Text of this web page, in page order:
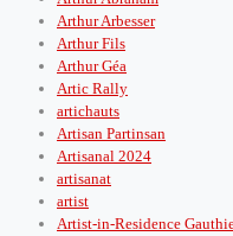
Arthur Arbesser
Arthur Fils
Arthur Géa
Artic Rally
artichauts
Artisan Partinsan
Artisanal 2024
artisanat
artist
Artist-in-Residence